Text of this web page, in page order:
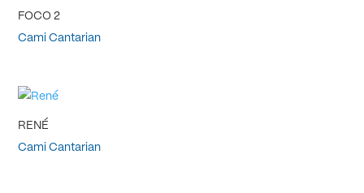
FOCO 2
Cami Cantarian
RENÉ
Cami Cantarian